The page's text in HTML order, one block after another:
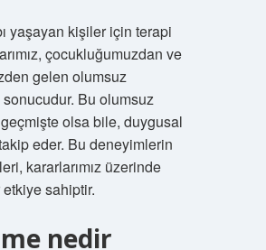
yaşayan kişiler için terapi
çocukluğumuzdan ve
gelen olumsuz
sonucudur. Bu olumsuz
olsa bile, duygusal
eder. Bu deneyimlerin
kararlarımız üzerinde
sahiptir.
nedir